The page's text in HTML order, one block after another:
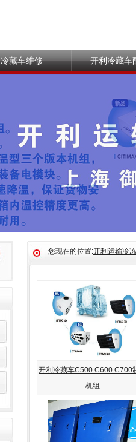
冷藏车维修 开利冷藏车
您现在的位置:开利运输冷
开利冷藏车C500 C600 C700
机组